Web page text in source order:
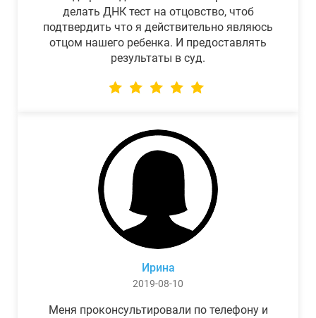
делать ДНК тест на отцовство, чтоб
подтвердить что я действительно являюсь
отцом нашего ребенка. И предоставлять
результаты в суд.
Ирина
2019-08-10
Меня проконсультировали по телефону и